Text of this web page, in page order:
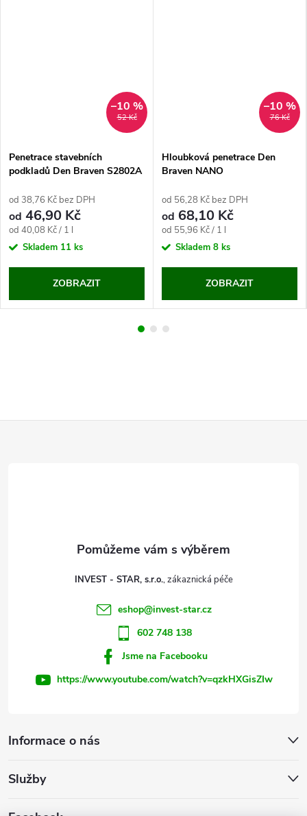
52 Kč
–10 %
Penetrace stavebních
podkladů Den Braven S2802A
od 38,76 Kč bez DPH
od 46,90 Kč
Měrná
cena:
od 40,08 Kč / 1 l
Skladem 11 ks
ZOBRAZIT
76 Kč
–10 %
Hloubková penetrace Den
Braven NANO
od 56,28 Kč bez DPH
od 68,10 Kč
Měrná
cena:
od 55,96 Kč / 1 l
Skladem 8 ks
ZOBRAZIT
Informace o nás
Služby
INVEST - STAR, s.r.o.
eshop@invest-star.cz
602 748 138
Jsme na Facebooku
https://www.youtube.com/watch?v=qzkHXGisZIw